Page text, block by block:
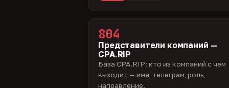
804
Представители компаний —
CPA.RIP
База CPA.RIP: кто из компаний с чем
выходит — имя, телеграм, роль,
направление.